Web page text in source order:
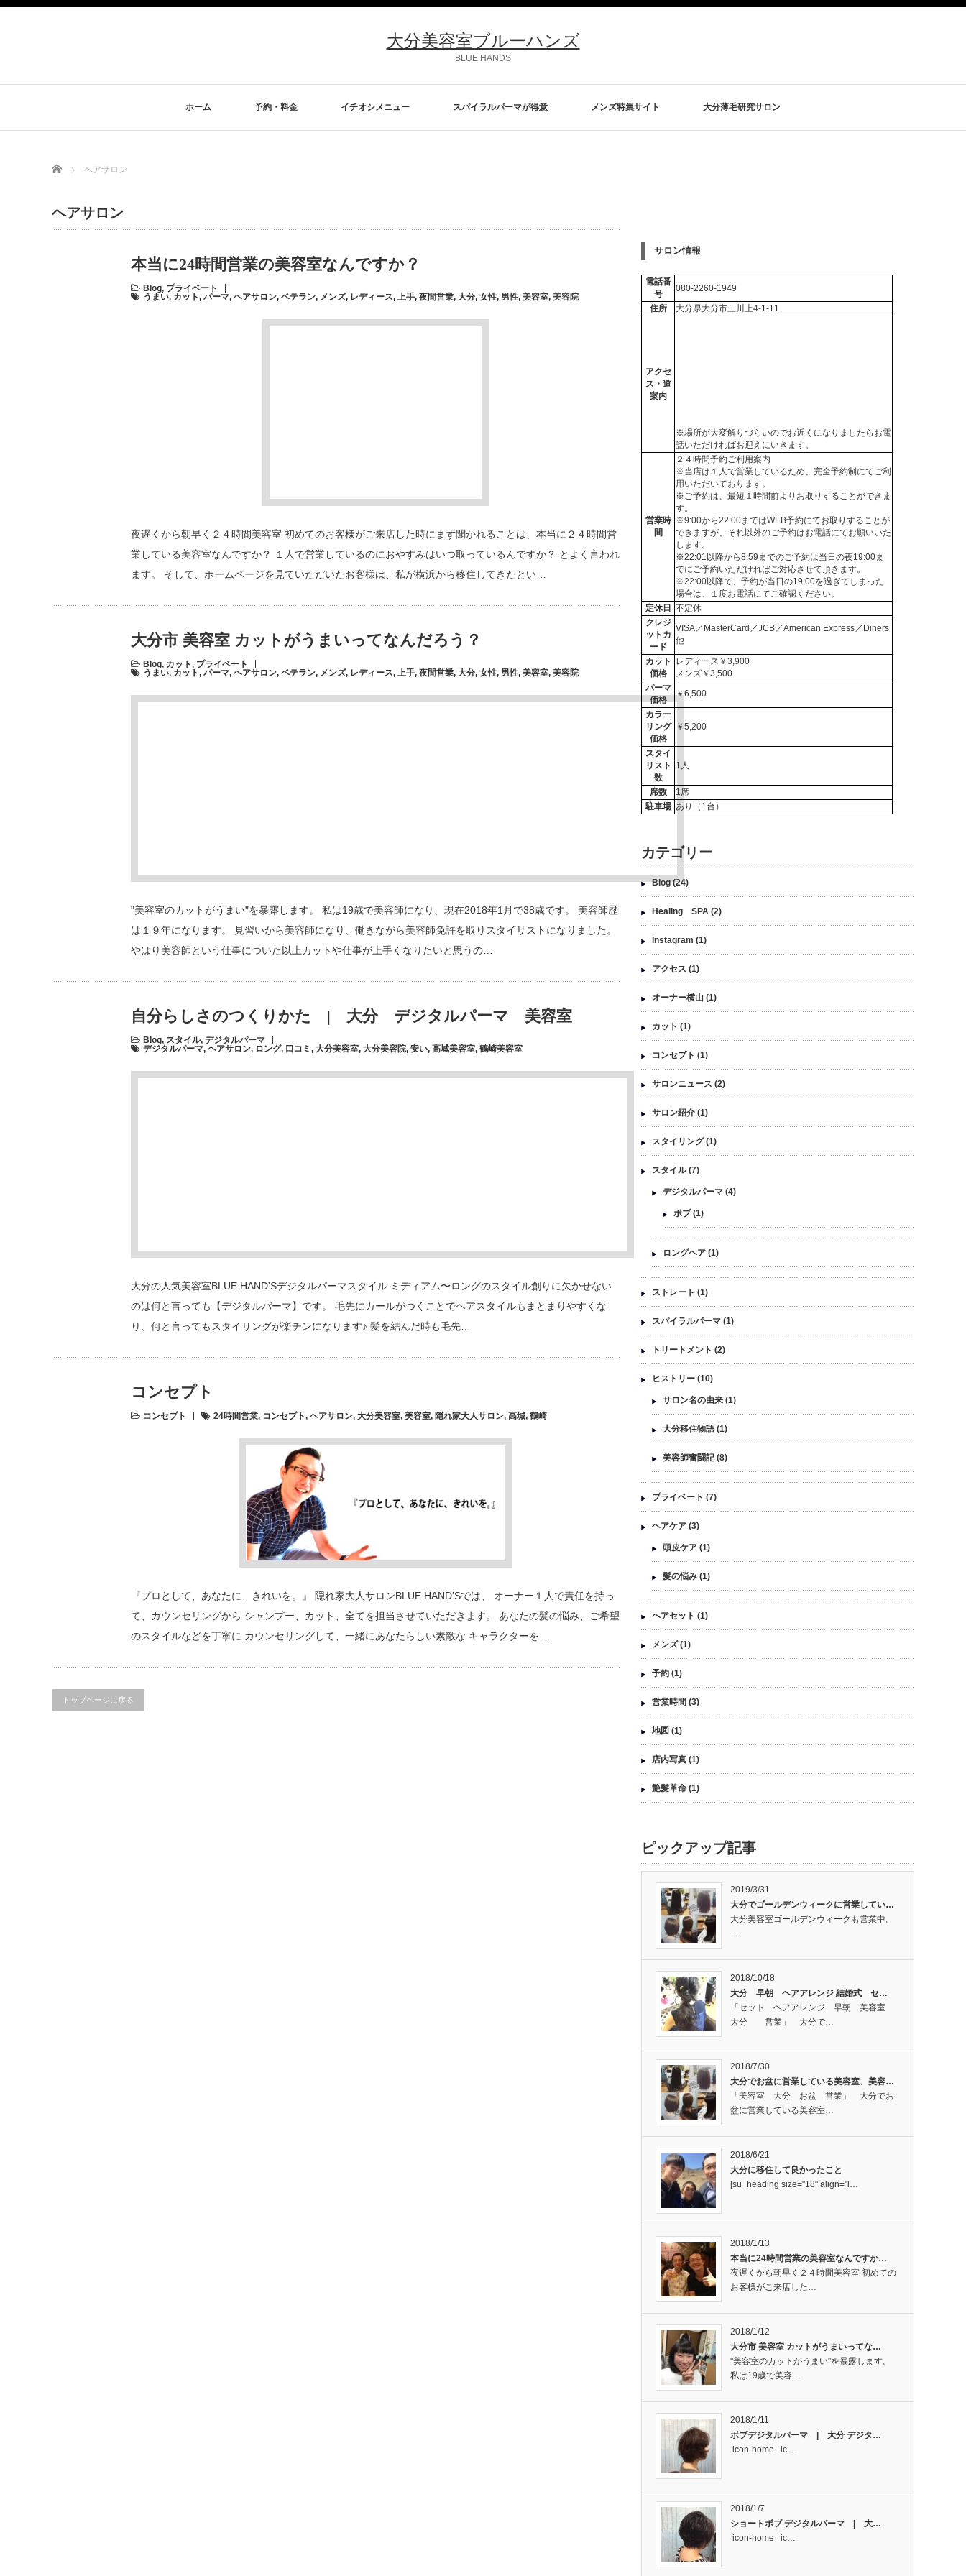
大分美容室ブルーハンズ
BLUE HANDS
ホーム 予約・料金 イチオシメニュー スパイラルパーマが得意 メンズ特集サイト 大分薄毛研究サロン
Home ヘアサロン
ヘアサロン
本当に24時間営業の美容室なんですか？
Blog, プライベート
うまい, カット, パーマ, ヘアサロン, ベテラン, メンズ, レディース, 上手, 夜間営業, 大分, 女性, 男性, 美容室, 美容院
夜遅くから朝早く２４時間美容室 初めてのお客様がご来店した時にまず聞かれることは、本当に２４時間営
業している美容室なんですか？ １人で営業しているのにおやすみはいつ取っているんですか？ とよく言われ
ます。 そして、ホームページを見ていただいたお客様は、私が横浜から移住してきたとい…
大分市 美容室 カットがうまいってなんだろう？
Blog, カット, プライベート
うまい, カット, パーマ, ヘアサロン, ベテラン, メンズ, レディース, 上手, 夜間営業, 大分, 女性, 男性, 美容室, 美容院
"美容室のカットがうまい"を暴露します。 私は19歳で美容師になり、現在2018年1月で38歳です。 美容師歴
は１９年になります。 見習いから美容師になり、働きながら美容師免許を取りスタイリストになりました。
やはり美容師という仕事についた以上カットや仕事が上手くなりたいと思うの…
自分らしさのつくりかた | 大分 デジタルパーマ 美容室
Blog, スタイル, デジタルパーマ
デジタルパーマ, ヘアサロン, ロング, 口コミ , 大分美容室, 大分美容院, 安い, 高城美容室, 鶴崎美容室
大分の人気美容室BLUE HAND'Sデジタルパーマスタイル ミディアム〜ロングのスタイル創りに欠かせない
のは何と言っても【デジタルパーマ】です。 毛先にカールがつくことでヘアスタイルもまとまりやすくな
り、何と言ってもスタイリングが楽チンになります♪ 髪を結んだ時も毛先…
コンセプト
コンセプト 24時間営業, コンセプト, ヘアサロン, 大分美容室, 美容室, 隠れ家大人サロン, 高城, 鶴崎
『プロとして、あなたに、きれいを。』 隠れ家大人サロンBLUE HAND’Sでは、 オーナー１人で責任を持っ
て、カウンセリングから シャンプー、カット、全てを担当させていただきます。 あなたの髪の悩み、ご希望
のスタイルなどを丁寧に カウンセリングして、一緒にあなたらしい素敵な キャラクターを…
トップページに戻る
サロン情報
電話番
号
080-2260-1949
住所
大分県大分市三川上4-1-11
アクセ
ス・道
案内
※場所が大変解りづらいのでお近くになりましたらお電
話いただければお迎えにいきます。
営業時
間
２４時間予約ご利用案内
※当店は１人で営業しているため、完全予約制にてご利
用いただいております。
※ご予約は、最短１時間前よりお取りすることができま
す。
※9:00から22:00まではWEB予約にてお取りすることが
できますが、それ以外のご予約はお電話にてお願いいた
します。
※22:01以降から8:59までのご予約は当日の夜19:00ま
でにご予約いただければご対応させて頂きます。
※22:00以降で、予約が当日の19:00を過ぎてしまった
場合は、１度お電話にてご確認ください。
定休日
不定休
クレジ
ットカ
ード
VISA／MasterCard／JCB／American Express／Diners
他
カット
価格
レディース￥3,900
メンズ￥3,500
パーマ
価格
￥6,500
カラー
リング
価格
￥5,200
スタイ
リスト
数
1人
席数
1席
駐車場 あり（1台）
カテゴリー
Blog(24)
Healing SPA (2)
Instagram (1)
アクセス (1)
オーナー横山 (1)
カット (1)
コンセプト (1)
サロンニュース (2)
サロン紹介 (1)
スタイリング(1)
スタイル(7)
デジタルパーマ (4)
ボブ(1)
ロングヘア (1)
ストレート (1)
スパイラルパーマ (1)
トリートメント (2)
ヒストリー (10)
サロン名の由来 (1)
大分移住物語 (1)
美容師奮闘記(8)
プライベート (7)
ヘアケア (3)
頭皮ケア (1)
髪の悩み (1)
ヘアセット (1)
メンズ(1)
予約 (1)
営業時間 (3)
地図 (1)
店内写真 (1)
艶髪革命 (1)
ピックアップ記事
2019/3/31
大分でゴールデンウィークに営業してい…
大分美容室ゴールデンウィークも営業中。
…
2018/10/18
大分 早朝 ヘアアレンジ 結婚式 セ…
「セット ヘアアレンジ 早朝 美容室
大分 営業」 大分で…
2018/7/30
大分でお盆に営業している美容室、美容…
「美容室 大分 お盆 営業」 大分でお
盆に営業している美容室…
2018/6/21
大分に移住して良かったこと
[su_heading size="18" align="l…
2018/1/13
本当に24時間営業の美容室なんですか…
夜遅くから朝早く２４時間美容室 初めての
お客様がご来店した…
2018/1/12
大分市 美容室 カットがうまいってな…
"美容室のカットがうまい"を暴露します。
私は19歳で美容…
2018/1/11
ボブデジタルパーマ | 大分 デジタ…
icon-home ic…
2018/1/7
ショートボブ デジタルパーマ | 大…
icon-home ic…